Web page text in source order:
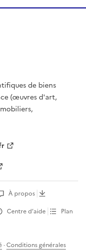
de biens
(œuvres d'art,
À propos
Centre d’aide
Plan
·Conditions générales